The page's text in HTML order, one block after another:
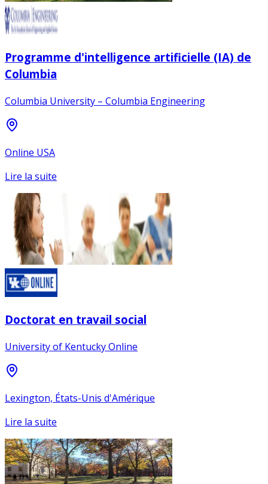
Programme d'intelligence artificielle (IA) de
Columbia
Columbia University – Columbia Engineering
Online USA
Lire la suite
Doctorat en travail social
University of Kentucky Online
Lexington, États-Unis d'Amérique
Lire la suite